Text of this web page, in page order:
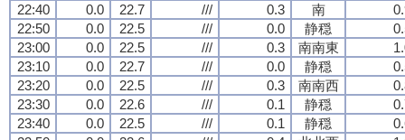
22:40
0.0 22.7 /// 0.3 南
22:50
0.0 22.5 /// 0.0 静穏
23:00
0.0 22.5 /// 0.3 南南東
23:10
0.0 22.7 /// 0.0 静穏
23:20
0.0 22.5 /// 0.3 南南西
23:30
0.0 22.6 /// 0.1 静穏
23:40
0.0 22.5 /// 0.1 静穏